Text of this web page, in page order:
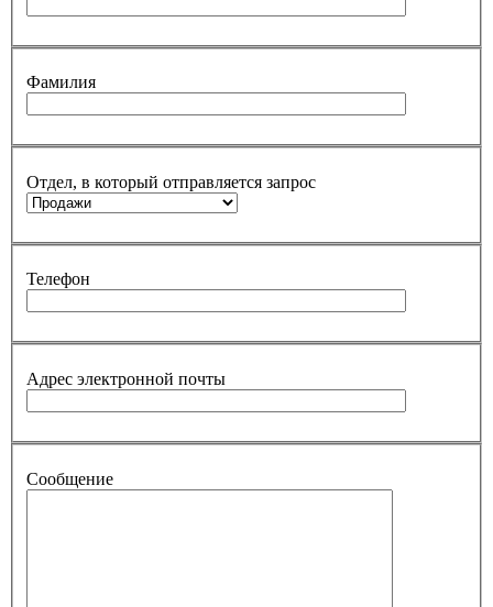
Фамилия
Отдел, в который отправляется запрос
Телефон
Адрес электронной почты
Сообщение